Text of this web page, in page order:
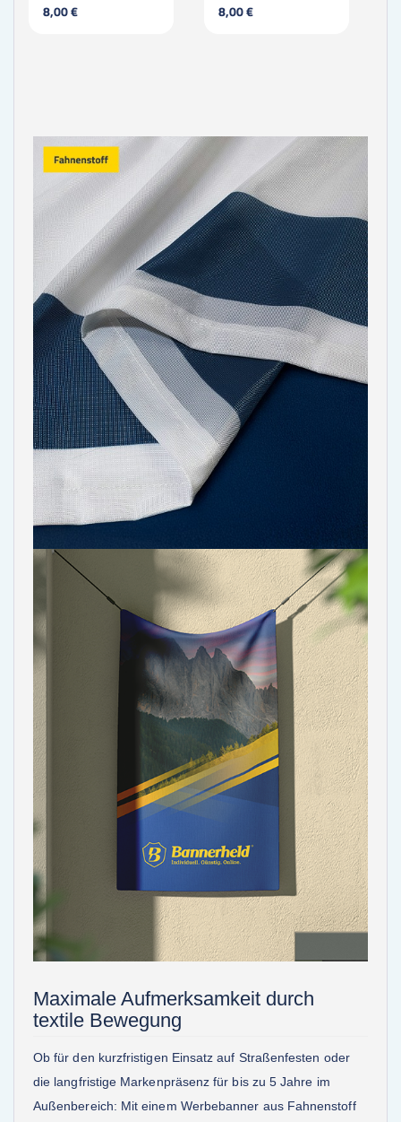
8,00 € 8,00 €
Maximale Aufmerksamkeit durch
textile Bewegung
Ob für den kurzfristigen Einsatz auf Straßenfesten oder
die langfristige Markenpräsenz für bis zu 5 Jahre im
Außenbereich: Mit einem Werbebanner aus Fahnenstoff